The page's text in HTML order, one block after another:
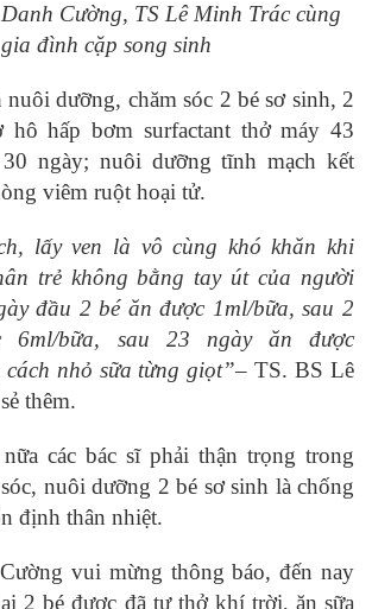
Cường, TS Lê Minh Trác cùng
gia đình cặp song sinh
dưỡng, chăm sóc 2 bé sơ sinh, 2
hô hấp bơm surfactant thở máy 43
ngày; nuôi dưỡng tĩnh mạch kết
viêm ruột hoại tử.
lấy ven là vô cùng khó khăn khi
trẻ không bằng tay út của người
đầu 2 bé ăn được 1ml/bữa, sau 2
6ml/bữa, sau 23 ngày ăn được
nhỏ sữa từng giọt”– TS. BS Lê
thêm.
các bác sĩ phải thận trọng trong
nuôi dưỡng 2 bé sơ sinh là chống
định thân nhiệt.
vui mừng thông báo, đến nay
2 bé được đã tự thở khí trời, ăn sữa